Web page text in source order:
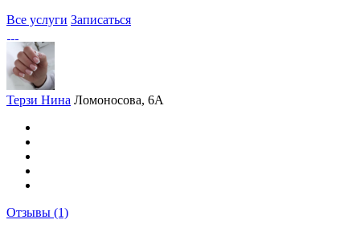
Все услуги Записаться
Терзи Нина Ломоносова, 6А
Отзывы (1)